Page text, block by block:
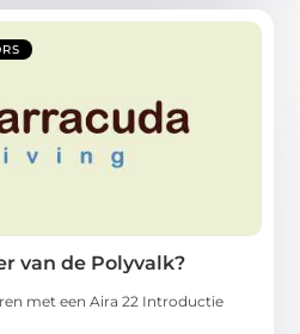
van de Polyvalk?
met een Aira 22 Introductie